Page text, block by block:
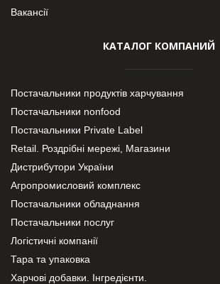
Вакансії
КАТАЛОГ КОМПАНИЙ
Постачальники продуктів харчування
Постачальники nonfood
Постачальники Private Label
Retail. Роздрібні мережі, Магазини
Дистрибутори України
Агропромисловий комплекс
Постачальники обладнання
Постачальники послуг
Логістичні компанії
Тара та упаковка
Харчові добавки. Інгредієнти.